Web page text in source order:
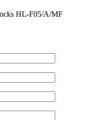
HL-F05/A/MF